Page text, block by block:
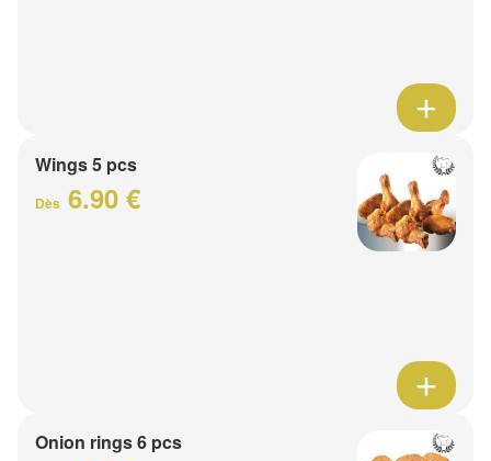
Wings 5 pcs
Dès 6.90 €
Onion rings 6 pcs